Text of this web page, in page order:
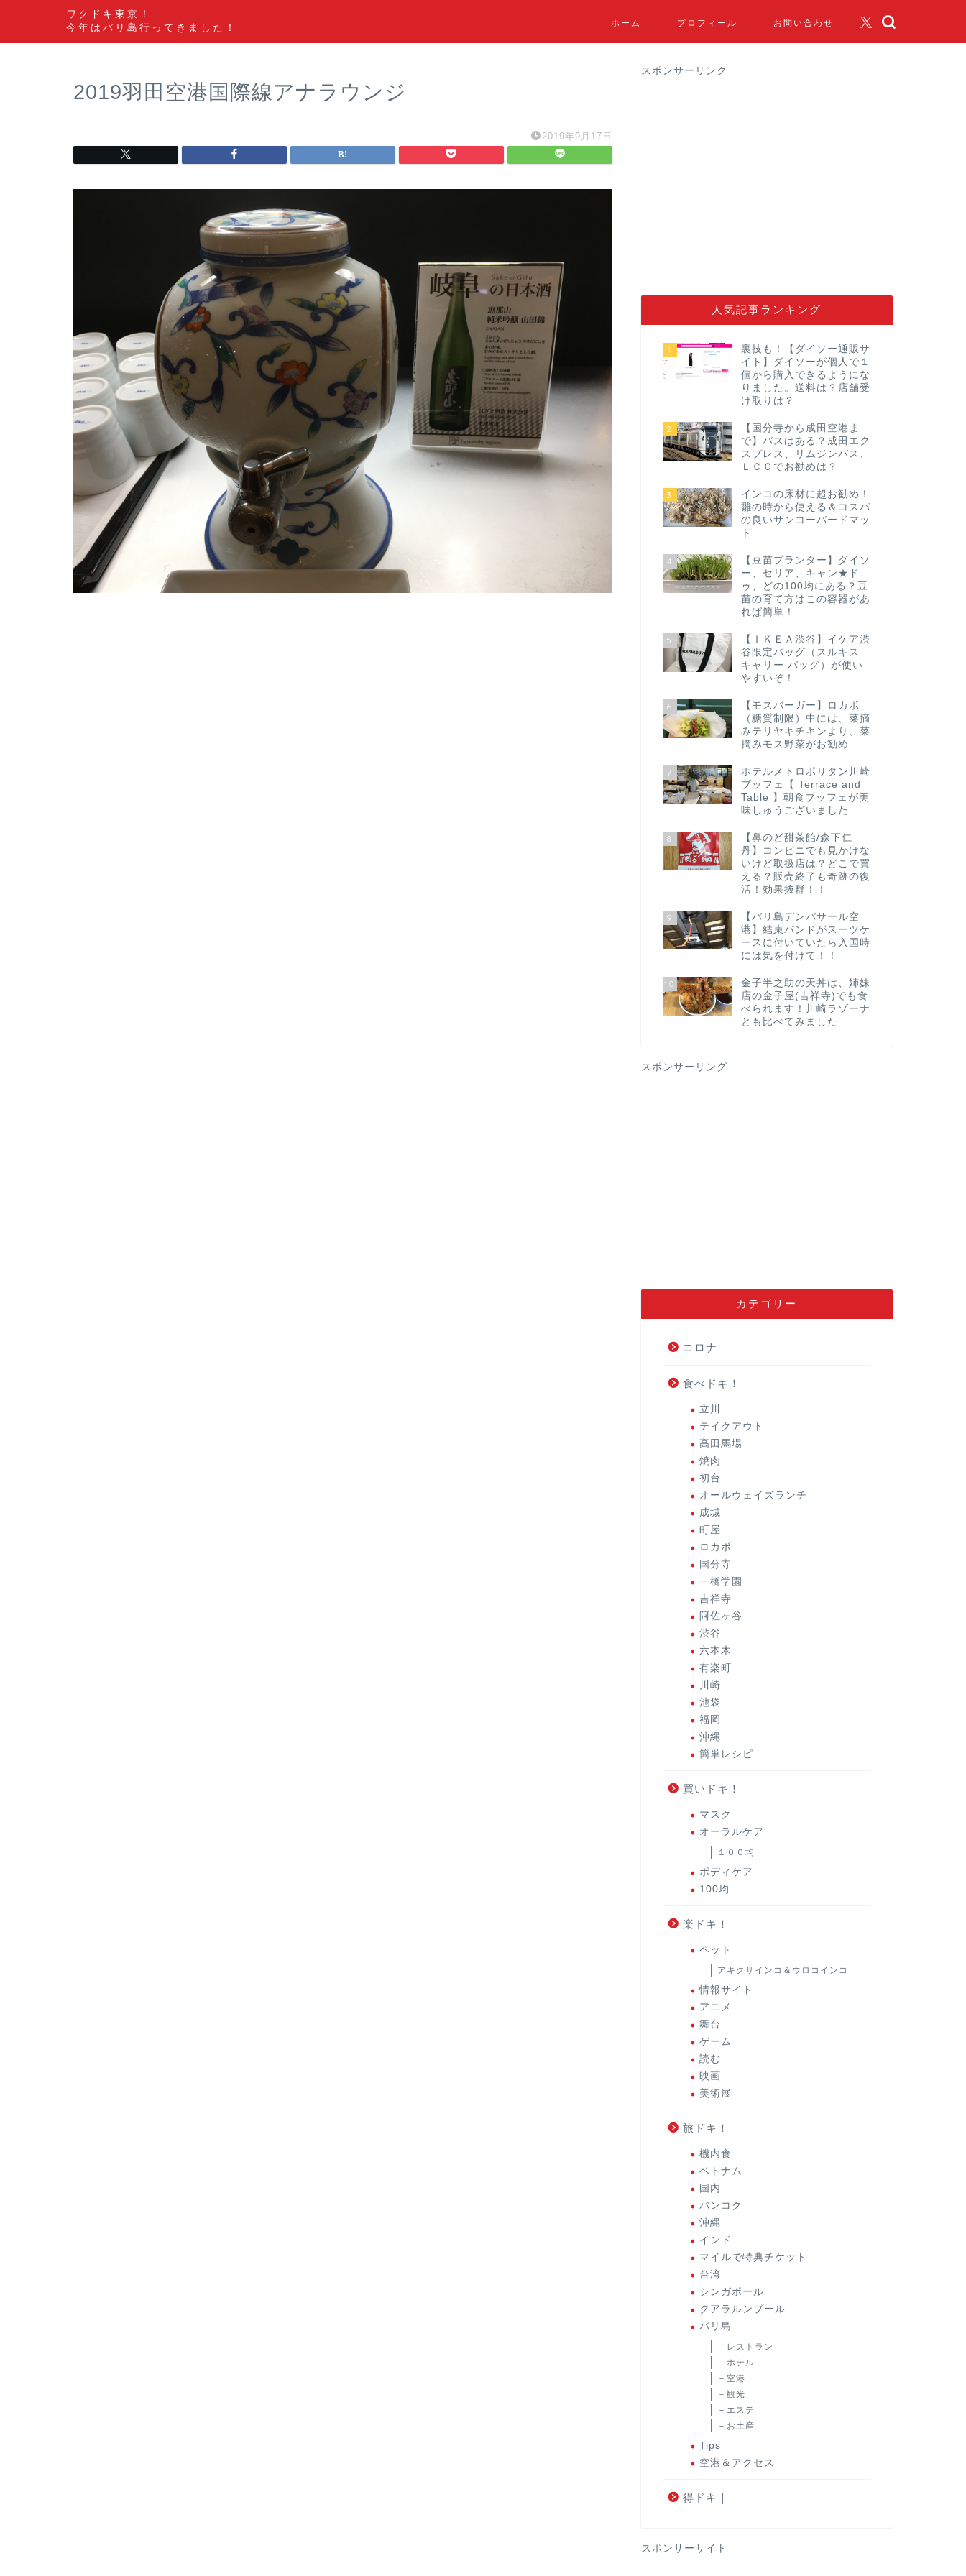
ワクドキ東京！
今年はバリ島行ってきました！
ホーム プロフィール お問い合わせ
2019羽田空港国際線アナラウンジ
2019年9月17日
スポンサーリンク
人気記事ランキング
1
裏技も！【ダイソー通販サ
イト】ダイソーが個人で１
個から購入できるようにな
りました。送料は？店舗受
け取りは？
2
【国分寺から成田空港ま
で】バスはある？成田エク
スプレス、リムジンバス、
ＬＣＣでお勧めは？
3
インコの床材に超お勧め！
雛の時から使える＆コスパ
の良いサンコーバードマッ
ト
4
【豆苗プランター】ダイソ
ー、セリア、キャン★ド
ゥ、どの100均にある？豆
苗の育て方はこの容器があ
れば簡単！
5
【ＩＫＥＡ渋谷】イケア渋
谷限定バッグ（スルキス
キャリー バッグ）が使い
やすいぞ！
6
【モスバーガー】ロカボ
（糖質制限）中には、菜摘
みテリヤキチキンより、菜
摘みモス野菜がお勧め
7
ホテルメトロポリタン川崎
ブッフェ【 Terrace and
Table 】朝食ブッフェが美
味しゅうございました
8
【鼻のど甜茶飴/森下仁
丹】コンビニでも見かけな
いけど取扱店は？どこで買
える？販売終了も奇跡の復
活！効果抜群！！
9
【バリ島デンパサール空
港】結束バンドがスーツケ
ースに付いていたら入国時
には気を付けて！！
10
金子半之助の天丼は、姉妹
店の金子屋(吉祥寺)でも食
べられます！川崎ラゾーナ
とも比べてみました
スポンサーリング
カテゴリー
コロナ
食べドキ！
立川
テイクアウト
高田馬場
焼肉
初台
オールウェイズランチ
成城
町屋
ロカボ
国分寺
一橋学園
吉祥寺
阿佐ヶ谷
渋谷
六本木
有楽町
川崎
池袋
福岡
沖縄
簡単レシピ
買いドキ！
マスク
オーラルケア
１００均
ボディケア
100均
楽ドキ！
ペット
アキクサインコ＆ウロコインコ
情報サイト
アニメ
舞台
ゲーム
読む
映画
美術展
旅ドキ！
機内食
ベトナム
国内
バンコク
沖縄
インド
マイルで特典チケット
台湾
シンガポール
クアラルンプール
バリ島
－レストラン
－ホテル
－空港
－観光
－エステ
－お土産
Tips
空港＆アクセス
得ドキ｜
スポンサーサイト